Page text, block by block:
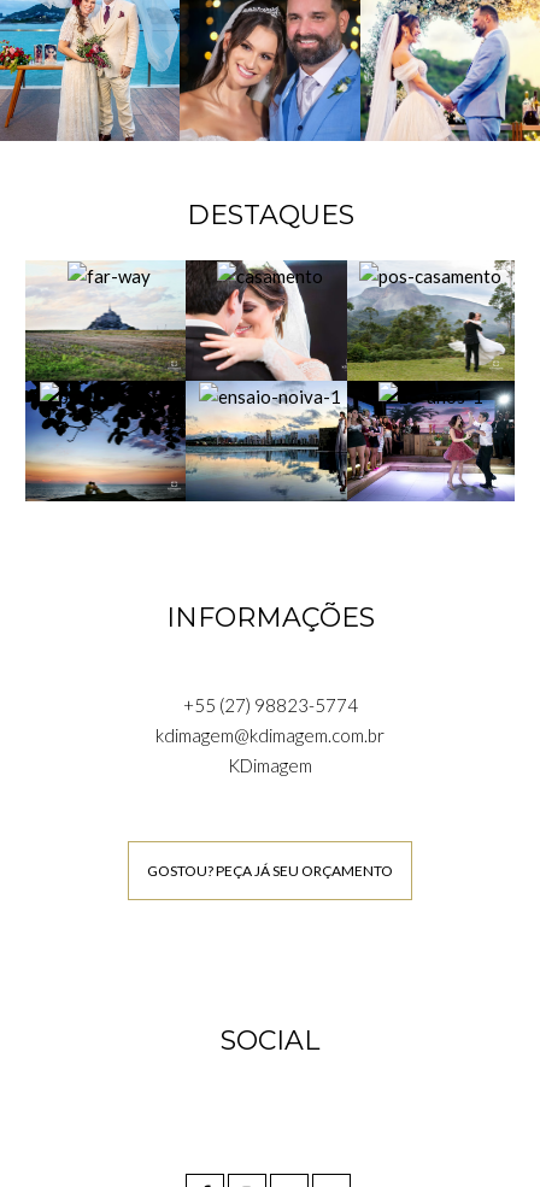
DESTAQUES
INFORMAÇÕES
+55 (27) 98823-5774
kdimagem@kdimagem.com.br
KDimagem
GOSTOU? PEÇA JÁ SEU ORÇAMENTO
SOCIAL